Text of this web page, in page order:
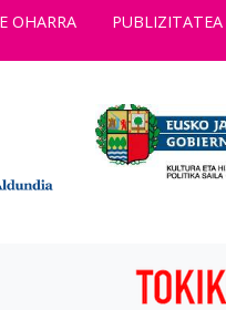
OHARRA PUBLIZITATEA